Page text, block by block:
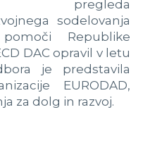
pregleda
sodelovanja
Republike
DAC opravil v letu
je predstavila
EURODAD,
za dolg in razvoj.